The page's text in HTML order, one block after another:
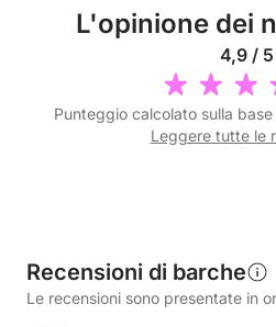
L'opinione dei
4,9 / 5
Punteggio calcolato sulla
Leggere tutte le
Recensioni di barche
Le recensioni sono presentate in